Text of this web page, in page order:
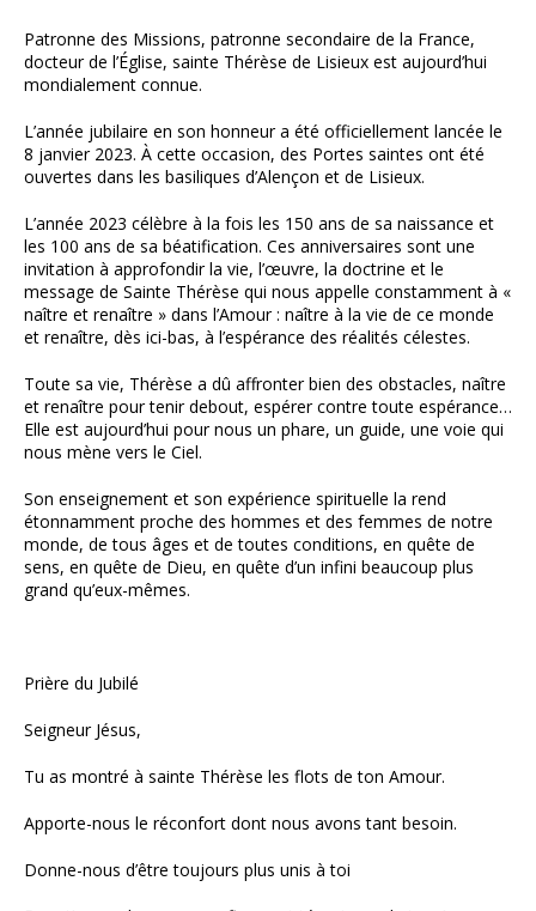
Patronne des Missions, patronne secondaire de la France,
docteur de l’Église, sainte Thérèse de Lisieux est aujourd’hui
mondialement connue.
L’année jubilaire en son honneur a été officiellement lancée le
8 janvier 2023. À cette occasion, des Portes saintes ont été
ouvertes dans les basiliques d’Alençon et de Lisieux.
L’année 2023 célèbre à la fois les 150 ans de sa naissance et
les 100 ans de sa béatification. Ces anniversaires sont une
invitation à approfondir la vie, l’œuvre, la doctrine et le
message de Sainte Thérèse qui nous appelle constamment à «
naître et renaître » dans l’Amour : naître à la vie de ce monde
et renaître, dès ici-bas, à l’espérance des réalités célestes.
Toute sa vie, Thérèse a dû affronter bien des obstacles, naître
et renaître pour tenir debout, espérer contre toute espérance…
Elle est aujourd’hui pour nous un phare, un guide, une voie qui
nous mène vers le Ciel.
Son enseignement et son expérience spirituelle la rend
étonnamment proche des hommes et des femmes de notre
monde, de tous âges et de toutes conditions, en quête de
sens, en quête de Dieu, en quête d’un infini beaucoup plus
grand qu’eux-mêmes.
Prière du Jubilé
Seigneur Jésus,
Tu as montré à sainte Thérèse les flots de ton Amour.
Apporte-nous le réconfort dont nous avons tant besoin.
Donne-nous d’être toujours plus unis à toi